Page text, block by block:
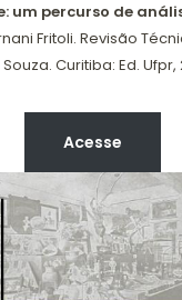
um percurso de
Fritoli. Revisão
Curitiba: Ed. Ufpr,
Acesse